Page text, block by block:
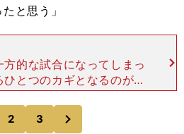
と思う」
的な試合になってしまっ
とつのカギとなるのが、
もある「距離」である。
「自分の距離」や「相手
といった
2 3